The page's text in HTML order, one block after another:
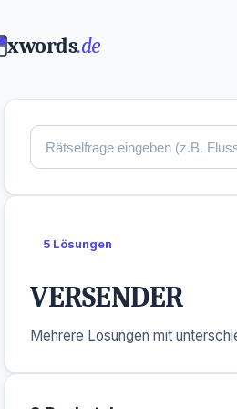
xwords.de
5 Lösungen
VERSENDER
Mehrere Lösungen mit